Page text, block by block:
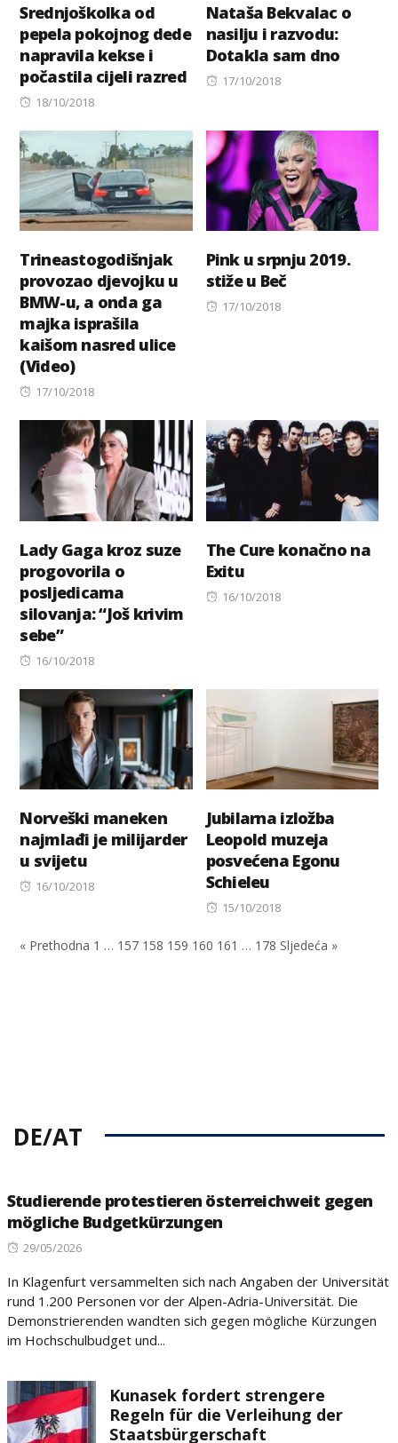
Srednjoškolka od
pepela pokojnog dede
napravila kekse i
počastila cijeli razred
Posted
18/10/2018
Nataša Bekvalac o
nasilju i razvodu:
Dotakla sam dno
Posted
17/10/2018
Trineastogodišnjak
provozao djevojku u
BMW-u, a onda ga
majka isprašila
kaišom nasred ulice
(Video)
Posted
17/10/2018
Pink u srpnju 2019.
stiže u Beč
Posted
17/10/2018
Lady Gaga kroz suze
progovorila o
posljedicama
silovanja: “Još krivim
sebe”
Posted
16/10/2018
The Cure konačno na
Exitu
Posted
16/10/2018
Norveški maneken
najmlađi je milijarder
u svijetu
Posted
16/10/2018
Jubilarna izložba
Leopold muzeja
posvećena Egonu
Schieleu
Posted
15/10/2018
« Prethodna 1 … 157 158 159 160 161 … 178 Sljedeća »
DE/AT
Studierende protestieren österreichweit gegen
mögliche Budgetkürzungen
Posted
29/05/2026
In Klagenfurt versammelten sich nach Angaben der Universität
rund 1.200 Personen vor der Alpen-Adria-Universität. Die
Demonstrierenden wandten sich gegen mögliche Kürzungen
im Hochschulbudget und...
Kunasek fordert strengere
Regeln für die Verleihung der
Staatsbürgerschaft